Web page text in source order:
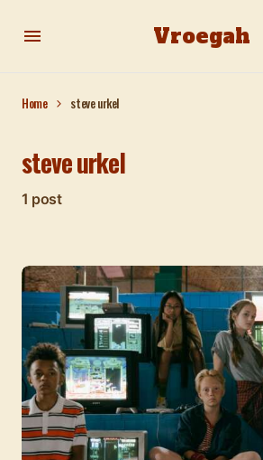
Vroegah
Home steve urkel
steve urkel
1 post